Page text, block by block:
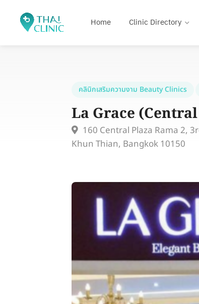
Home Clinic Directory
คลินิกเสริมความงาม Beauty Clinics
La Grace
160 Central Plaza Rama 2,
Khun Thian, Bangkok 10150